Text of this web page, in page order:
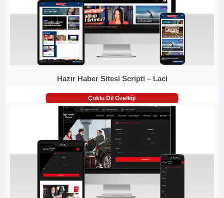
Hazır Haber Sitesi Scripti – Laci
Çoklu Dil Özelliği